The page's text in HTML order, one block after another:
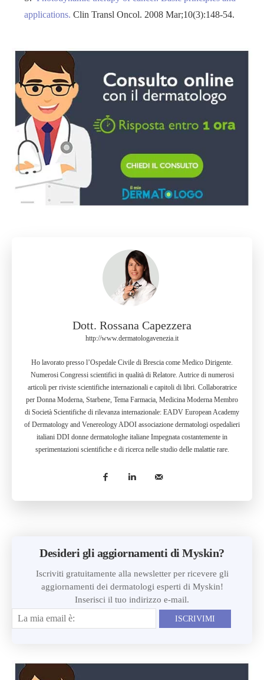
applications. Clin Transl Oncol. 2008 Mar;10(3):148-54.
Dott. Rossana Capezzera
http://www.dermatologavenezia.it
Ho lavorato presso l’Ospedale Civile di Brescia come Medico Dirigente.
Numerosi Congressi scientifici in qualità di Relatore. Autrice di numerosi
articoli per riviste scientifiche internazionali e capitoli di libri. Collaboratrice
per Donna Moderna, Starbene, Tema Farmacia, Medicina Moderna Membro
di Società Scientifiche di rilevanza internazionale: EADV European Academy
of Dermatology and Venereology ADOI associazione dermatologi ospedalieri
italiani DDI donne dermatologhe italiane Impegnata costantemente in
sperimentazioni scientifiche e di ricerca nelle studio delle malattie rare.
Desideri gli aggiornamenti di Myskin?
Iscriviti gratuitamente alla newsletter per ricevere gli
aggiornamenti dei dermatologi esperti di Myskin!
Inserisci il tuo indirizzo e-mail.
ISCRIVIMI